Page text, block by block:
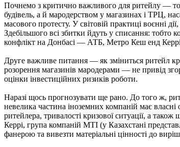
Почнемо з критично важливого для ритейлу —
будівель, а й мародерством у магазинах і ТРЦ,
масового протесту. У світовій практиці воєнні
Здебільшого всі збитки йдуть у списання: тобто
конфлікт на Донбасі — АТБ, Метро Кеш енд
Друге важливе питання — як зміниться ритейл
розорення магазинів мародерами — не привід
оцінки інвестиційних ризиків роботи.
Наразі щось прогнозувати ще рано. До того ж,
невелика частина іноземних компаній має
ритейлера, тривалості кризової ситуації, а
Керрі, група компаній MTI (у Казахстані
фанерою та вивезти матеріальні цінності до